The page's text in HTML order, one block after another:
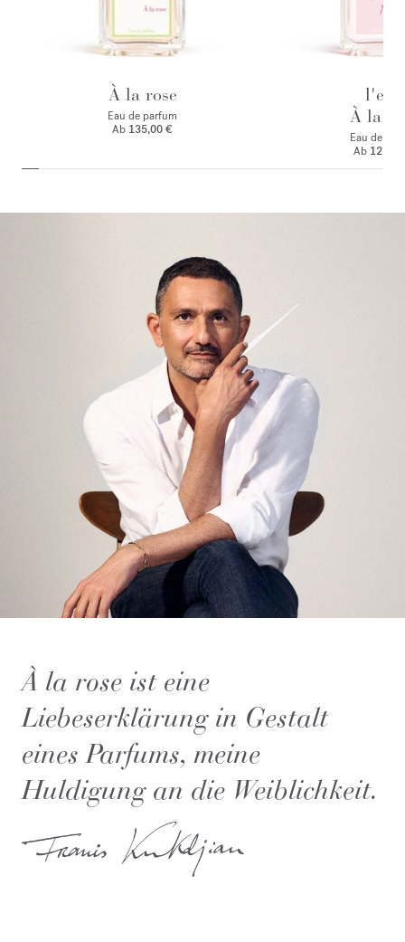
À la rose
Eau de parfum
Ab 135,00 €
l'eau
À la
Eau de
Ab
À la rose ist eine
Liebeserklärung in Gestalt
eines Parfums, meine
Huldigung an die Weiblichkeit.